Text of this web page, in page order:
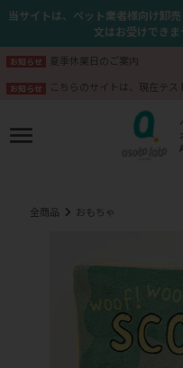
当サイトは、ペット業者様向け卸
文はお受けできま
お知らせ 夏季休業日のご案内
お知らせ こちらのサイトは、現在テ
全商品 おもちゃ